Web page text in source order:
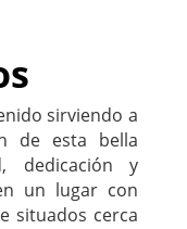
sirviendo a
de esta bella
dedicación y
un lugar con
situados cerca